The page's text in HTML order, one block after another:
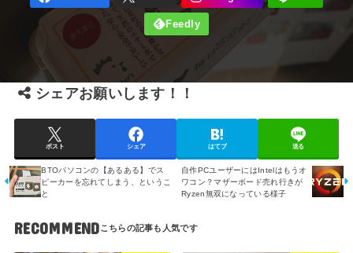
シェアお願いします！！
ポスト シェア はてブ 送る
自作PCユーザーにはIntelはもうオ
ワコン？マザーボード売れ行きが
Ryzen無双になっている様子
BTOパソコンの【あるある】でス
ピーカーを忘れてしまう、というこ
と
RECOMMEND